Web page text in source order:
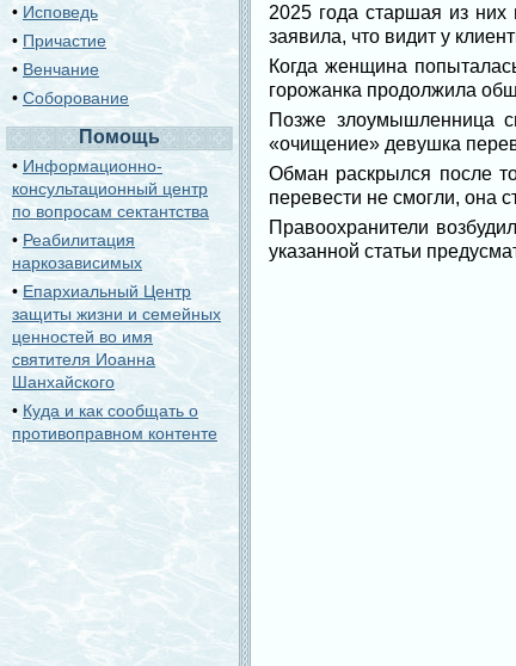
2025 года старшая из
заявила, что видит у
Когда женщина
горожанка продолжила
Позже злоумышленница
«очищение» девушка
Обман раскрылся после
перевести не смогли, она
Правоохранители
указанной статьи
• Исповедь
• Причастие
• Венчание
• Соборование
Помощь
• Информационно-
консультационный центр
по вопросам сектантства
•Реабилитация
наркозависимых
•Епархиальный Центр
защиты жизни и семейных
ценностей во имя
святителя Иоанна
Шанхайского
• Куда и как сообщать о
противоправном контенте